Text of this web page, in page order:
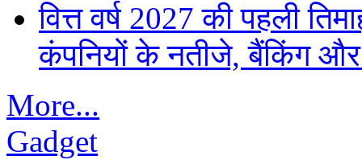
वित्त वर्ष 2027 की पहली
कंपनियों के नतीजे, बैंकिंग
More...
Gadget